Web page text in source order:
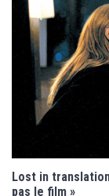
Lost in
pas le film »